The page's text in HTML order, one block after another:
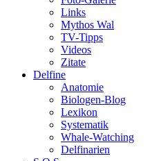
Links
Mythos Wal
TV-Tipps
Videos
Zitate
Delfine
Anatomie
Biologen-Blog
Lexikon
Systematik
Whale-Watching
Delfinarien